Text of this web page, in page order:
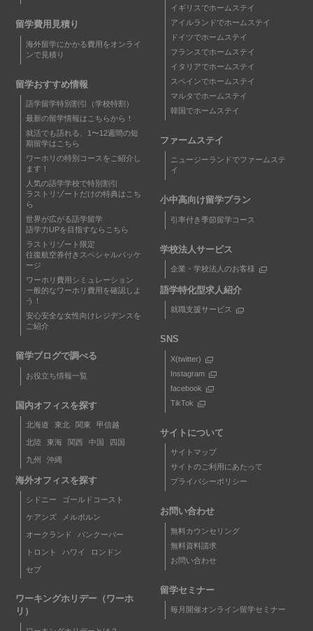
留学費用見積り
海外留学にかかる費用をオンライ
ンで見積り
留学おすすめ情報
語学留学特別割引（学校特割）
最新の留学情報はこちらから！
就活でも語れる、1〜12週間の短
期留学はこちら
ワーホリの特別コースをご紹介し
ます！
人気の語学学校で特別割引
ラストリゾートだけの特典はこち
ら
世界が広がる語学留学
語学力UPを目指すならこちら
ラストリゾート限定
往復航空券付きスペシャルパッケ
ージ
ワーホリ費用シミュレーション
一般的なワーホリ費用を確認しよ
う！
安心安全な女性向けレジデンスを
ご紹介
留学ブログで調べる
お役立ち情報一覧
国内オフィスを探す
北海道 東北 関東 甲信越
北陸 東海 関西 中国 四国
九州 沖縄
海外オフィスを探す
シドニー ゴールドコースト
ケアンズ メルボルン
オークランド バンクーバー
トロント ハワイ ロンドン
セブ
ワーキングホリデー（ワーホ
リ）
イギリスでホームステイ
アイルランドでホームステイ
ドイツでホームステイ
フランスでホームステイ
イタリアでホームステイ
スペインでホームステイ
マルタでホームステイ
韓国でホームステイ
ファームステイ
ニュージーランドでファームステ
イ
小中高向け留学プラン
引率付き季節留学コース
学校法人サービス
企業・学校法人のお客様
語学特化型求人紹介
就職支援サービス
SNS
X(twitter)
Instagram
facebook
TikTok
サイトについて
サイトマップ
サイトのご利用にあたって
プライバシーポリシー
お問い合わせ
無料カウンセリング
無料資料請求
お問い合わせ
留学セミナー
毎月開催オンライン留学セミナー